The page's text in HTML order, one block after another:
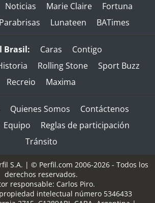
Noticias Marie Claire
Fortuna
Parabrisas Lunateen BATimes
Brasil: Caras
Contigo
Rolling Stone
Sport Buzz
Recreio
Maxima
Quienes Somos
Contáctenos
Equipo
Reglas de participación
Tránsito
S.A. | © Perfil.com 2006-2026 - Todos los
derechos reservados.
responsable: Carlos Piro.
intelectual número 5346433